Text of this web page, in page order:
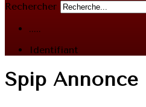
Rechercher
.....
Identifiant
Spip Annonce